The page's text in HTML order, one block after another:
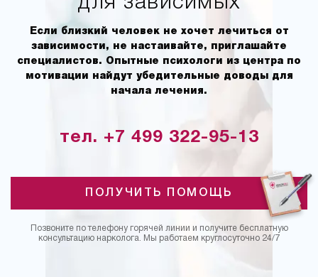
Если близкий человек не хочет лечиться от
зависимости, не настаивайте, приглашайте
специалистов. Опытные психологи из центра по
мотивации найдут убедительные доводы для
начала лечения.
тел. +7 499 322-95-13
ПОЛУЧИТЬ ПОМОЩЬ
Позвоните по телефону горячей линии и получите бесплатную
консультацию нарколога. Мы работаем круглосуточно 24/7